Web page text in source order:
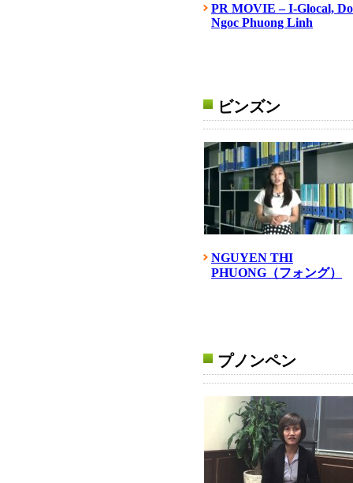
PR MOVIE – I-Glocal, Do
Ngoc Phuong Linh
ビンズン
NGUYEN THI
PHUONG（フォング）
プノンペン